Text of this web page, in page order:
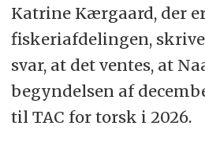
Katrine Kærgaard, der
fiskeriafdelingen,
svar, at det ventes, at
begyndelsen af
til TAC for torsk i 2026.